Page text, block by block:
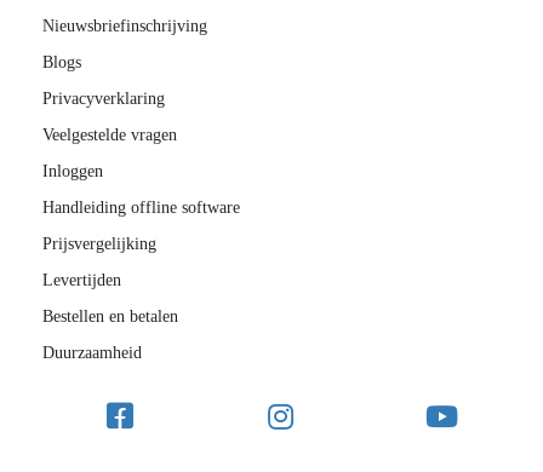
Nieuwsbriefinschrijving
Blogs
Privacyverklaring
Veelgestelde vragen
Inloggen
Handleiding offline software
Prijsvergelijking
Levertijden
Bestellen en betalen
Duurzaamheid